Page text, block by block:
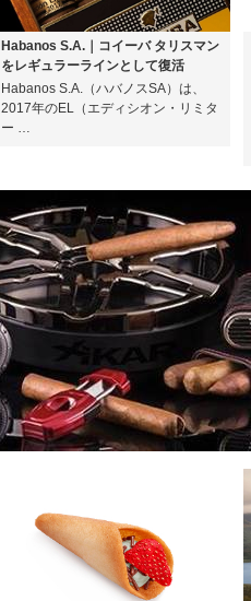
Habanos S.A.｜コイーバ タリスマン
をレギュラーラインとして復活
Habanos S.A.（ハバノスSA）は、
2017年のEL（エディシオン・リミタ
ー …